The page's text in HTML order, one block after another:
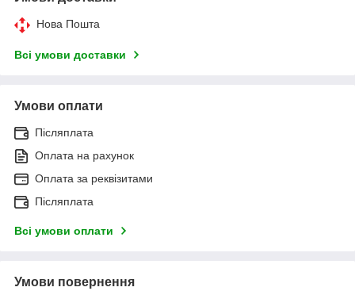
Нова Пошта
Всі умови доставки
Умови оплати
Післяплата
Оплата на рахунок
Оплата за реквізитами
Післяплата
Всі умови оплати
Умови повернення